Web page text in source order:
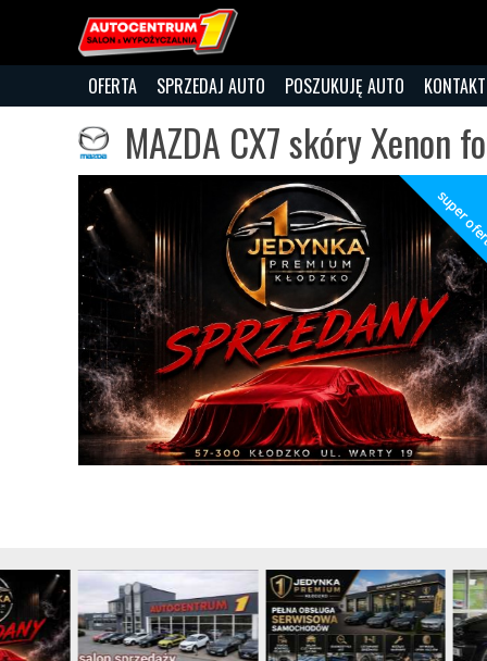
OFERTA SPRZEDAJ AUTO POSZUKUJĘ AUTO KONTAKT
MAZDA CX7 skóry Xenon
super